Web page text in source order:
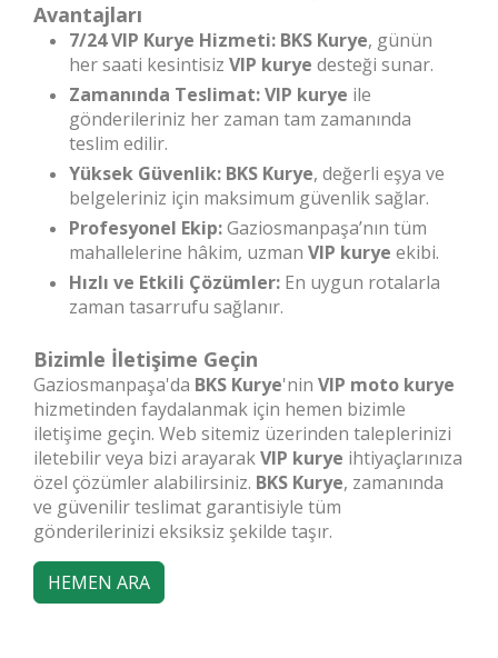
Avantajları
7/24 VIP Kurye Hizmeti: BKS Kurye, günün
her saati kesintisiz VIP kurye desteği sunar.
Zamanında Teslimat:VIP kurye ile
gönderileriniz her zaman tam zamanında
teslim edilir.
Yüksek Güvenlik: BKS Kurye, değerli eşya ve
belgeleriniz için maksimum güvenlik sağlar.
Profesyonel Ekip:Gaziosmanpaşa’nın tüm
mahallelerine hâkim, uzman VIP kurye ekibi.
Hızlı ve Etkili Çözümler: En uygun rotalarla
zaman tasarrufu sağlanır.
Bizimle İletişime Geçin
Gaziosmanpaşa'da BKS Kurye'nin VIP moto kurye
hizmetinden faydalanmak için hemen bizimle
iletişime geçin. Web sitemiz üzerinden taleplerinizi
iletebilir veya bizi arayarakVIP kurye ihtiyaçlarınıza
özel çözümler alabilirsiniz. BKS Kurye, zamanında
ve güvenilir teslimat garantisiyle tüm
gönderilerinizi eksiksiz şekilde taşır.
HEMEN ARA